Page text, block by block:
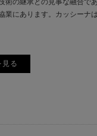
にあります。カッシーナ
見る